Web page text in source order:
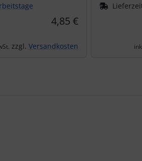
4,85 €
zzgl. Versandkosten